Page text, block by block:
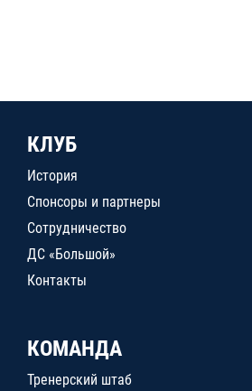
КЛУБ
История
Спонсоры и партнеры
Сотрудничество
ДС «Большой»
Контакты
КОМАНДА
Тренерский штаб